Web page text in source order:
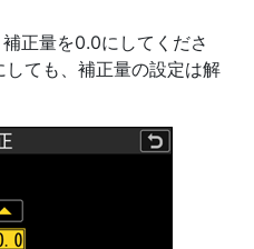
正量を0.0にしてくださ
ても、補正量の設定は解